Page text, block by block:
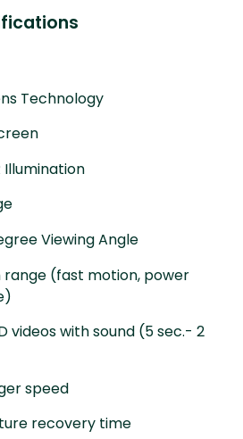
Technology
Illumination
Viewing Angle
range (fast motion, power
videos with sound (5 sec.- 2
speed
recovery time